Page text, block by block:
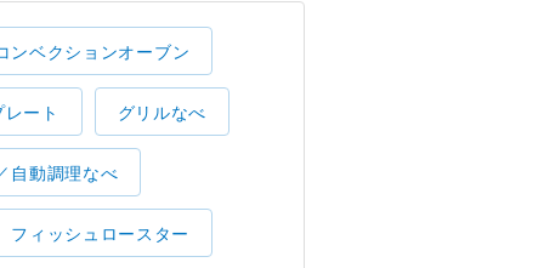
ンベクションオーブン
ート グリルなべ
自動調理なべ
フィッシュロースター